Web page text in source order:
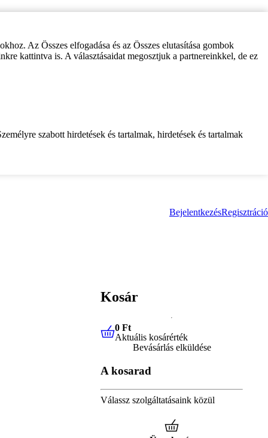
Az Összes elfogadása és az Összes elutasítása gombok
kattintva is. A választásaidat megosztjuk a partnereinkkel, de ez
szabott hirdetések és tartalmak, hirdetések és tartalmak
BejelentkezésRegisztráció
Kosár
0 FtAktuális kosárérték
0 Ft
Aktuális kosárérték
Bevásárlás elküldése
A kosarad
Válassz szolgáltatásaink közül